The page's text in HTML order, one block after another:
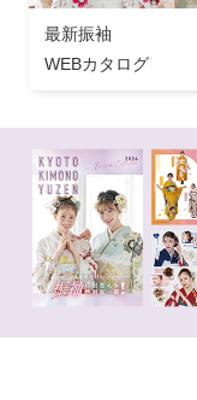
最新振袖
WEBカタログ